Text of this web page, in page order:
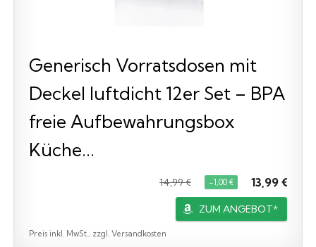
Generisch Vorratsdosen mit
Deckel luftdicht 12er Set – BPA
freie Aufbewahrungsbox
Küche...
14,99 € −1,00 € 13,99 €
ZUM ANGEBOT*
Preis inkl. MwSt., zzgl. Versandkosten